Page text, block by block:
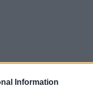
Information